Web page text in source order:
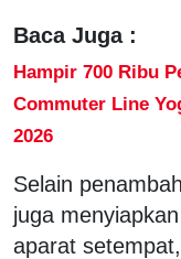
Baca Juga :
Hampir 700 Ribu
Commuter Line
2026
Selain
juga
aparat